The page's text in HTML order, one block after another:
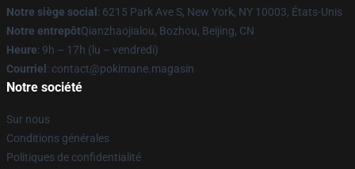
Notre siège social : 6215 Park Ave S, New York, NY 10003, États-Unis
Notre entrepôtQianzhaojialou, Bozhou, Beijing, CN
Heure: 9h – 17h (lu – vendredi)
Courriel : contact@pokimane.magasin
Notre société
Sur nous
Conditions générales
Politiques de confidentialité